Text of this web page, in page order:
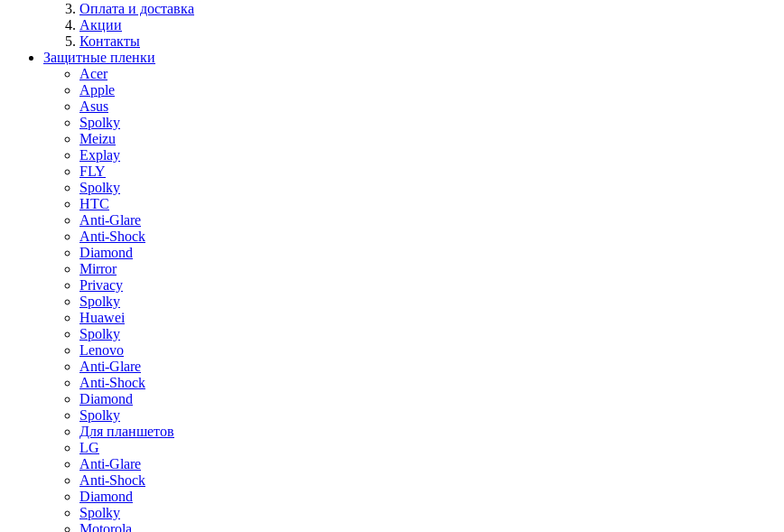
Оплата и доставка
Акции
Контакты
Защитные пленки
Acer
Apple
Asus
Spolky
Meizu
Explay
FLY
Spolky
HTC
Anti-Glare
Anti-Shock
Diamond
Mirror
Privacy
Spolky
Huawei
Spolky
Lenovo
Anti-Glare
Anti-Shock
Diamond
Spolky
Для планшетов
LG
Anti-Glare
Anti-Shock
Diamond
Spolky